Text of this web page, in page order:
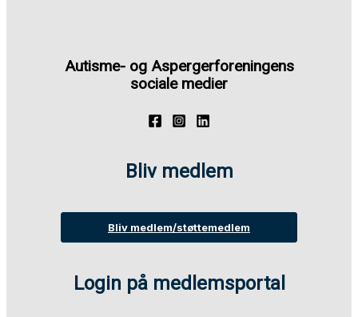
Autisme- og Aspergerforeningens
sociale medier
Bliv medlem
Bliv medlem/støttemedlem
Login på medlemsportal